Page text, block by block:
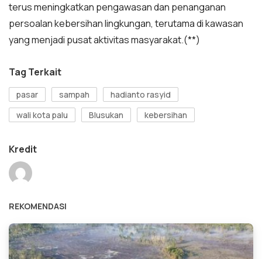
terus meningkatkan pengawasan dan penanganan
persoalan kebersihan lingkungan, terutama di kawasan
yang menjadi pusat aktivitas masyarakat.(**)
Tag Terkait
pasar sampah
hadianto rasyid
wali kota palu
Blusukan kebersihan
Kredit
REKOMENDASI